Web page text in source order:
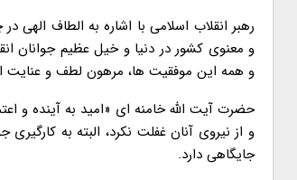
رهبر انقلاب اسلامی با اشاره به الطاف
و معنوی کشور در دنیا و خیل عظیم جوانان
و همه این موفقیت ها، مرهون لطف و عنایت
حضرت آیت الله خامنه ای «امید به آینده و
و از نیروی آنان غفلت نکرد، البته به
جایگاهی دارد.